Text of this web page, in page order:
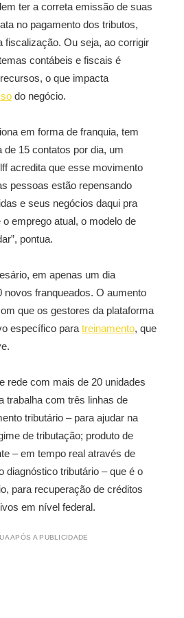
ter a correta emissão de suas
no pagamento dos tributos,
fiscalização. Ou seja, ao corrigir
contábeis e fiscais é
o que impacta
do negócio.
em forma de franquia, tem
de 15 contatos por dia, um
acredita que esse movimento
pessoas estão repensando
e seus negócios daqui pra
o emprego atual, o modelo de
pontua.
em apenas um dia
novos franqueados. O aumento
que os gestores da plataforma
específico para treinamento, que
rede com mais de 20 unidades
trabalha com três linhas de
tributário – para ajudar na
de tributação; produto de
– em tempo real através de
diagnóstico tributário – que é o
para recuperação de créditos
em nível federal.
APÓS A PUBLICIDADE